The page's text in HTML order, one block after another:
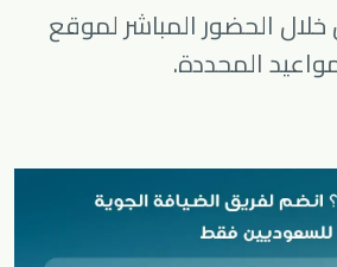
الحضور المباشر لموقع
المحددة.